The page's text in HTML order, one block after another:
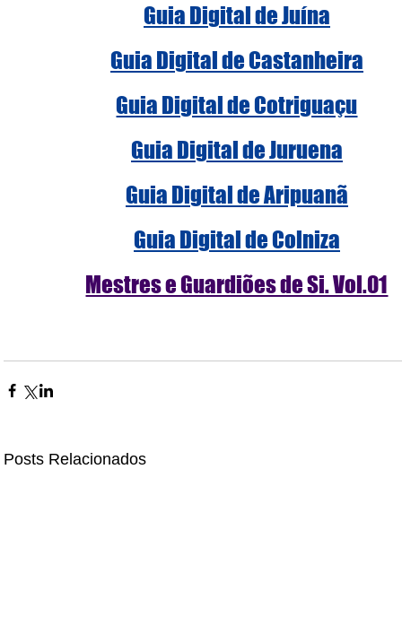
Guia Digital de Juína
Guia Digital de Castanheira
Guia Digital de Cotriguaçu
Guia Digital de Juruena
Guia Digital de Aripuanã
Guia Digital de Colniza
Mestres e Guardiões de Si. Vol.01
Posts Relacionados